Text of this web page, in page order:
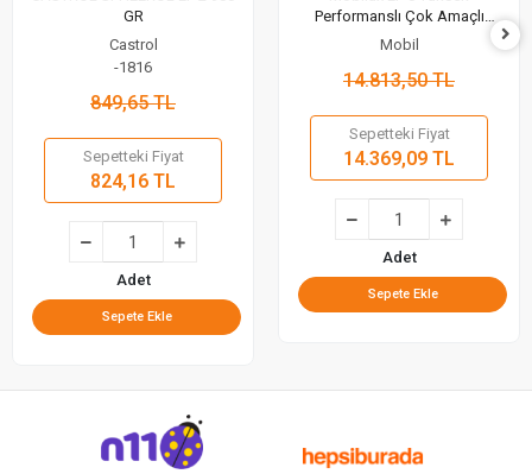
GR
Castrol
-1816
849,65 TL
Sepetteki Fiyat
824,16 TL
Adet
Sepete Ekle
Performanslı Çok Amaçlı
Lityum Gres 18 KG
Mobil
14.813,50 TL
Sepetteki Fiyat
14.369,09 TL
Adet
Sepete Ekle